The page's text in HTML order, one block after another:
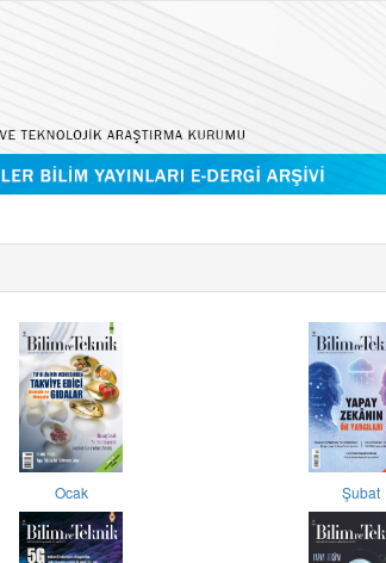
Ocak Şubat